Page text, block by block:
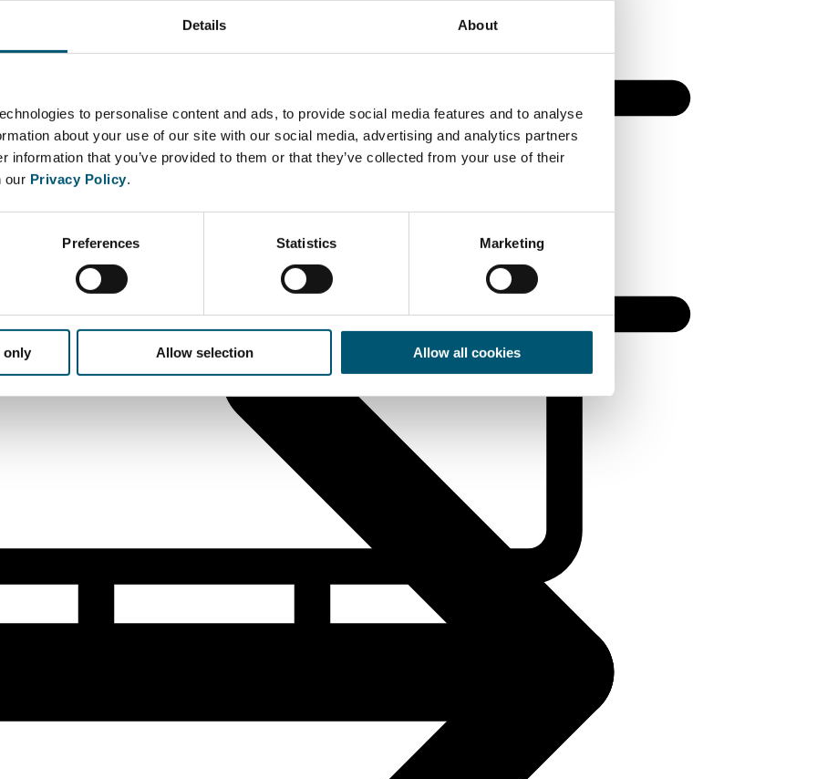
Details About
to personalise content and ads, to provide social media features and to analyse
about your use of our site with our social media, advertising and analytics partners
information that you’ve provided to them or that they’ve collected from your use of their
our Privacy Policy.
Preferences Statistics Marketing
only Allow selection Allow all cookies